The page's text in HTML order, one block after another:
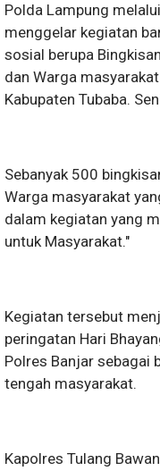
Polda Lampung
menggelar kegiatan
sosial berupa
dan Warga
Kabupaten Tubaba.
Sebanyak 500
Warga masyarakat
dalam kegiatan yang
untuk Masyarakat."
Kegiatan tersebut
peringatan Hari
Polres Banjar sebagai
tengah masyarakat.
Kapolres Tulang